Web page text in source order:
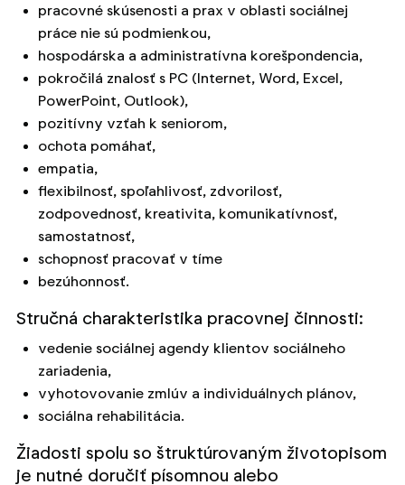
pracovné skúsenosti a prax v oblasti sociálnej
práce nie sú podmienkou,
hospodárska a administratívna korešpondencia,
pokročilá znalosť s PC (Internet, Word, Excel,
PowerPoint, Outlook),
pozitívny vzťah k seniorom,
ochota pomáhať,
empatia,
flexibilnosť, spoľahlivosť, zdvorilosť,
zodpovednosť, kreativita, komunikatívnosť,
samostatnosť,
schopnosť pracovať v tíme
bezúhonnosť.
Stručná charakteristika pracovnej činnosti:
vedenie sociálnej agendy klientov sociálneho
zariadenia,
vyhotovovanie zmlúv a individuálnych plánov,
sociálna rehabilitácia.
Žiadosti spolu so štruktúrovaným životopisom
je nutné doručiť písomnou alebo